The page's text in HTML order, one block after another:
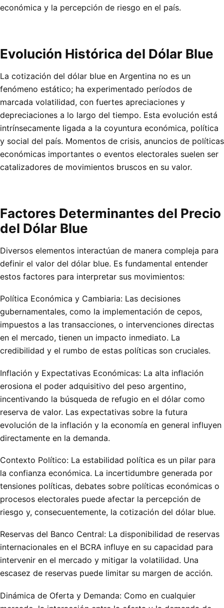
económica y la percepción de riesgo en el país.
Evolución Histórica del Dólar Blue
La cotización del dólar blue en Argentina no es un
fenómeno estático; ha experimentado períodos de
marcada volatilidad, con fuertes apreciaciones y
depreciaciones a lo largo del tiempo. Esta evolución está
intrínsecamente ligada a la coyuntura económica, política
y social del país. Momentos de crisis, anuncios de políticas
económicas importantes o eventos electorales suelen ser
catalizadores de movimientos bruscos en su valor.
Factores Determinantes del Precio
del Dólar Blue
Diversos elementos interactúan de manera compleja para
definir el valor del dólar blue. Es fundamental entender
estos factores para interpretar sus movimientos:
Política Económica y Cambiaria: Las decisiones
gubernamentales, como la implementación de cepos,
impuestos a las transacciones, o intervenciones directas
en el mercado, tienen un impacto inmediato. La
credibilidad y el rumbo de estas políticas son cruciales.
Inflación y Expectativas Económicas: La alta inflación
erosiona el poder adquisitivo del peso argentino,
incentivando la búsqueda de refugio en el dólar como
reserva de valor. Las expectativas sobre la futura
evolución de la inflación y la economía en general influyen
directamente en la demanda.
Contexto Político: La estabilidad política es un pilar para
la confianza económica. La incertidumbre generada por
tensiones políticas, debates sobre políticas económicas o
procesos electorales puede afectar la percepción de
riesgo y, consecuentemente, la cotización del dólar blue.
Reservas del Banco Central: La disponibilidad de reservas
internacionales en el BCRA influye en su capacidad para
intervenir en el mercado y mitigar la volatilidad. Una
escasez de reservas puede limitar su margen de acción.
Dinámica de Oferta y Demanda: Como en cualquier